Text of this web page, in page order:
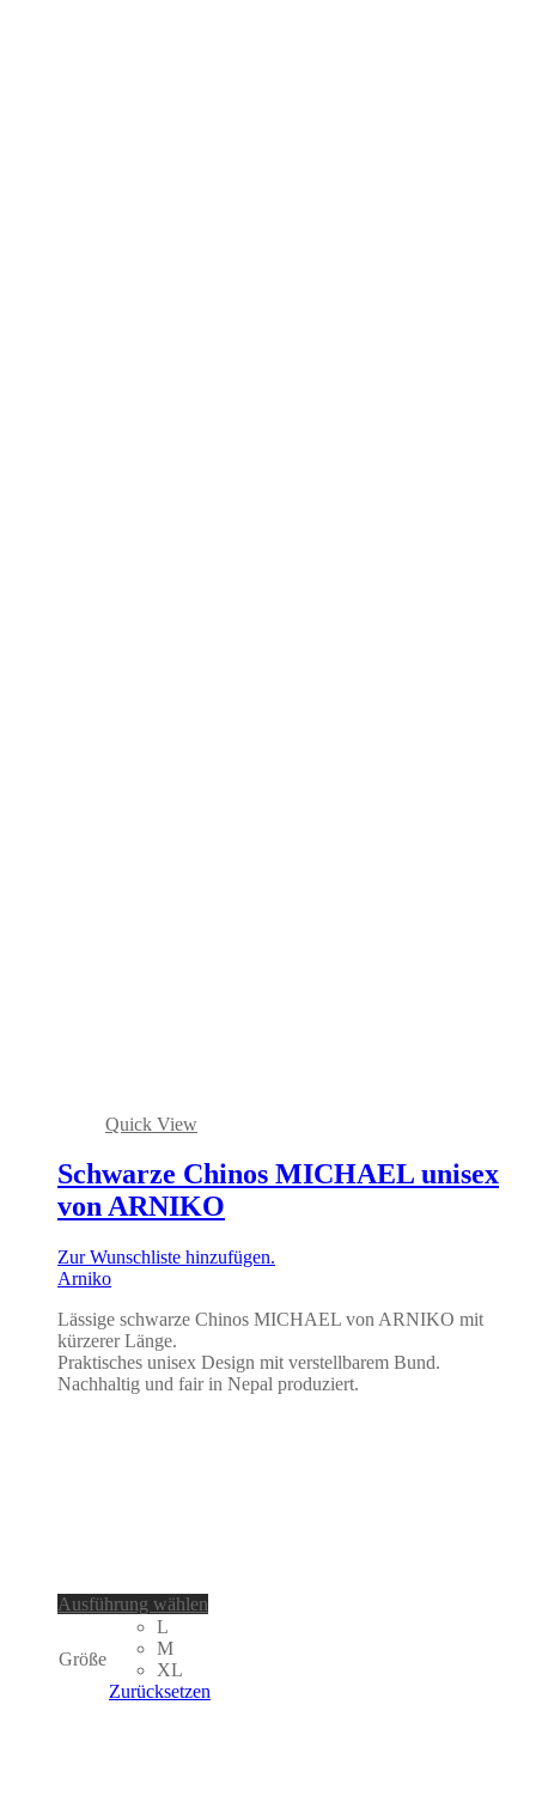
Quick View
Schwarze Chinos MICHAEL unisex
von ARNIKO
Zur Wunschliste hinzufügen.
Arniko
Lässige schwarze Chinos MICHAEL von ARNIKO mit
kürzerer Länge.
Praktisches unisex Design mit verstellbarem Bund.
Nachhaltig und fair in Nepal produziert.
Ausführung wählen
Varianten
Größe
L
M
XL
Zurücksetzen